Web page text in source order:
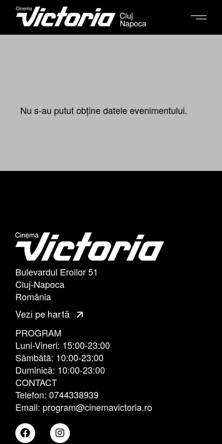
Nu s-au putut obține datele evenimentului.
Bulevardul Eroilor 51
Cluj-Napoca
România
Vezi pe hartă
PROGRAM
Luni-Vineri: 15:00-23:00
Sâmbătă: 10:00-23:00
Duminică: 10:00-23:00
CONTACT
Telefon: 0744338939
Email: program@cinemavictoria.ro